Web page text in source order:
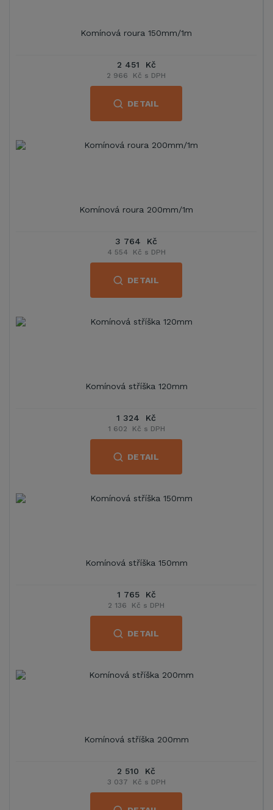
Komínová roura 150mm/1m
2 451 Kč
2 966 Kč s DPH
DETAIL
Komínová roura 200mm/1m
3 764 Kč
4 554 Kč s DPH
DETAIL
Komínová stříška 120mm
1 324 Kč
1 602 Kč s DPH
DETAIL
Komínová stříška 150mm
1 765 Kč
2 136 Kč s DPH
DETAIL
Komínová stříška 200mm
2 510 Kč
3 037 Kč s DPH